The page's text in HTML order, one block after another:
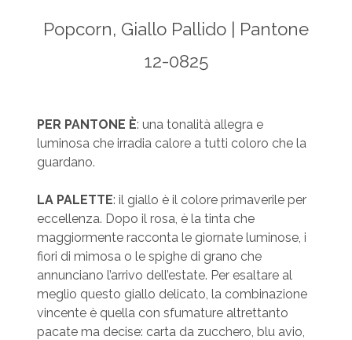
Popcorn, Giallo Pallido | Pantone
12-0825
PER PANTONE È: una tonalità allegra e
luminosa che irradia calore a tutti coloro che la
guardano.
LA PALETTE: il giallo è il colore primaverile per
eccellenza. Dopo il rosa, è la tinta che
maggiormente racconta le giornate luminose, i
fiori di mimosa o le spighe di grano che
annunciano l’arrivo dell’estate. Per esaltare al
meglio questo giallo delicato, la combinazione
vincente è quella con sfumature altrettanto
pacate ma decise: carta da zucchero, blu avio,